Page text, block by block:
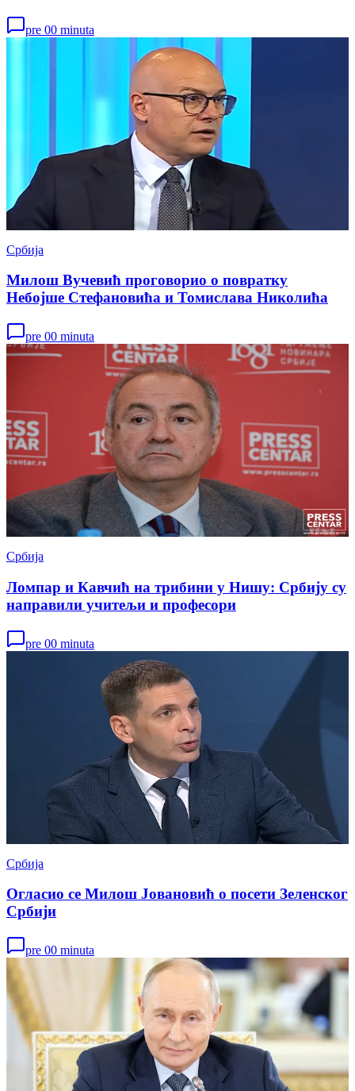
pre 00 minuta
Србија
Милош Вучевић проговорио о повратку
Небојше Стефановића и Томислава Николића
pre 00 minuta
Србија
Ломпар и Кавчић на трибини у Нишу: Србију су
направили учитељи и професори
pre 00 minuta
Србија
Огласио се Милош Јовановић о посети Зеленског
Србији
pre 00 minuta